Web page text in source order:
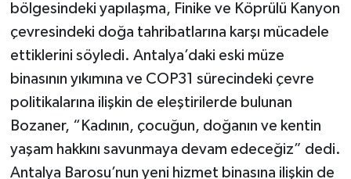
bölgesindeki yapılaşma, Finike ve Köprülü Kanyon
çevresindeki doğa tahribatlarına karşı mücadele
ettiklerini söyledi. Antalya’daki eski müze
binasının yıkımına ve COP31 sürecindeki çevre
politikalarına ilişkin de eleştirilerde bulunan
Bozaner, “Kadının, çocuğun, doğanın ve kentin
yaşam hakkını savunmaya devam edeceğiz” dedi.
Antalya Barosu’nun yeni hizmet binasına ilişkin de